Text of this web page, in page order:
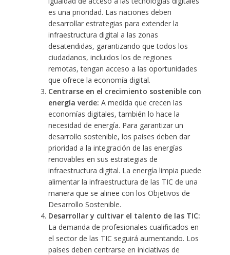
es una prioridad. Las naciones deben
desarrollar estrategias para extender la
infraestructura digital a las zonas
desatendidas, garantizando que todos los
ciudadanos, incluidos los de regiones
remotas, tengan acceso a las oportunidades
que ofrece la economía digital.
Centrarse en el crecimiento sostenible con
energía verde: A medida que crecen las
economías digitales, también lo hace la
necesidad de energía. Para garantizar un
desarrollo sostenible, los países deben dar
prioridad a la integración de las energías
renovables en sus estrategias de
infraestructura digital. La energía limpia puede
alimentar la infraestructura de las TIC de una
manera que se alinee con los Objetivos de
Desarrollo Sostenible.
Desarrollar y cultivar el talento de las TIC:
La demanda de profesionales cualificados en
el sector de las TIC seguirá aumentando. Los
países deben centrarse en iniciativas de